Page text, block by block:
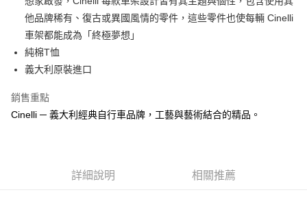
Google Pay
全盈+PAY
大哥付你分期
【大哥付你分期使用說明】
1.本服務由台灣大哥大提供，台灣大哥大用戶可立即使用無須另外申請。
4.訂單成立30分鐘內，如未前往確認交易或遇審核未通過，訂單將自動取
AFTEE先享後付
他品牌稀有、復古或異國風情的零件，這些零件也使每輛 Cinelli
車架都能成為「終極夢想」
純棉T恤
義大利原裝進口
銷售重點
Cinelli ─ 義大利經典自行車品牌，工藝與藝術結合的精品。
詳細說明 相關推薦